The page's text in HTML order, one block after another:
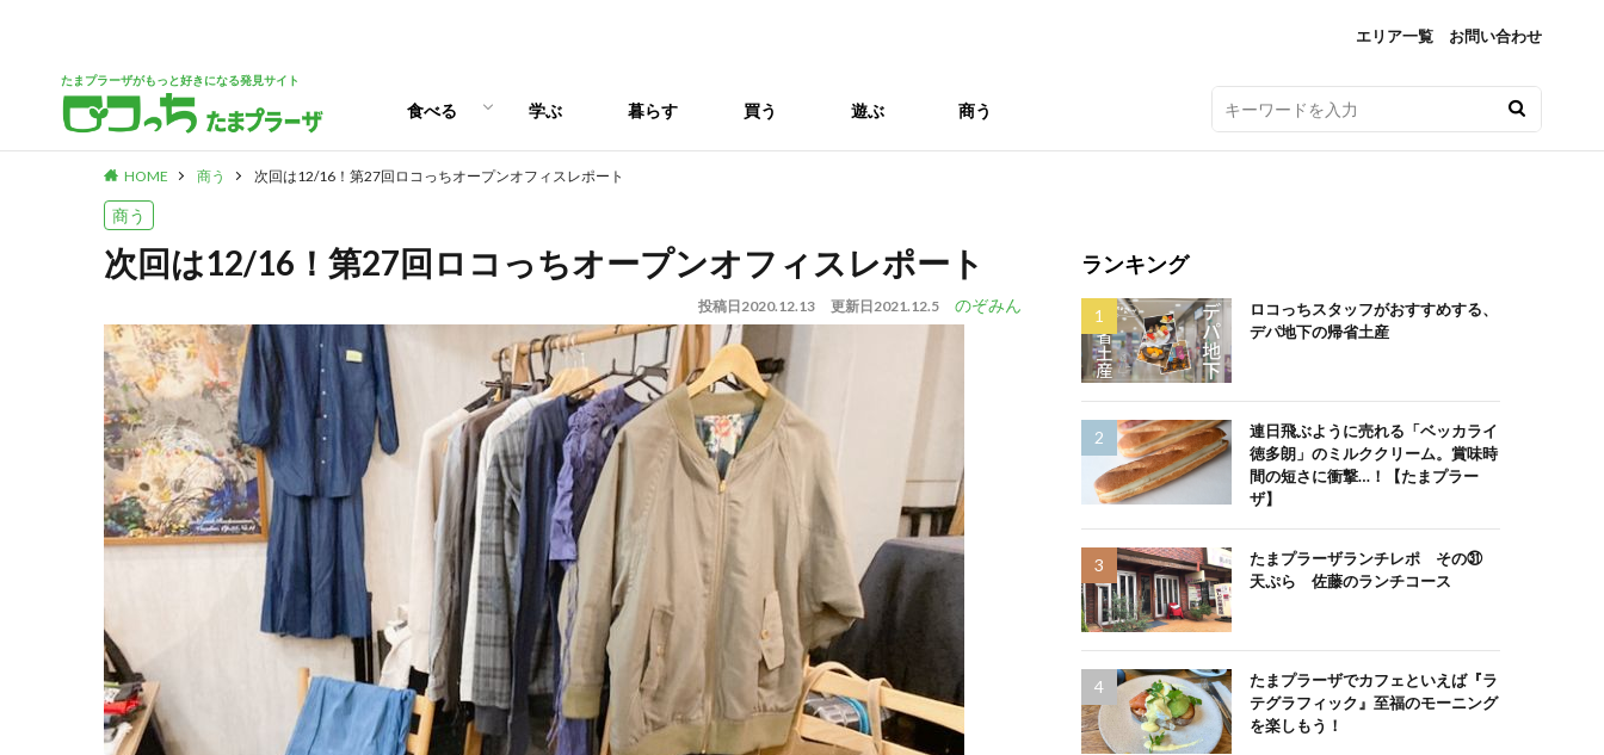
エリア一覧 お問い合わせ
たまプラーザがもっと好きになる発見サイト
食べる
パン
スイーツ
ランチ
カフェ
学ぶ 暮らす 買う 遊ぶ 商う
HOME 商う 次回は12/16！第27回ロコっちオープンオフィスレポート
商う
次回は12/16！第27回ロコっちオープンオフィスレポート
投稿日2020.12.13 更新日2021.12.5 のぞみん
ランキング
ロコっちスタッフがおすすめする、
デパ地下の帰省土産
連日飛ぶように売れる「ベッカライ
徳多朗」のミルククリーム。賞味時
間の短さに衝撃…！【たまプラー
ザ】
たまプラーザランチレポ その㉛
天ぷら 佐藤のランチコース
たまプラーザでカフェといえば『ラ
テグラフィック』至福のモーニング
を楽しもう！